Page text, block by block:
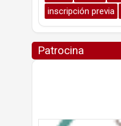
inscripción previa
Patrocina